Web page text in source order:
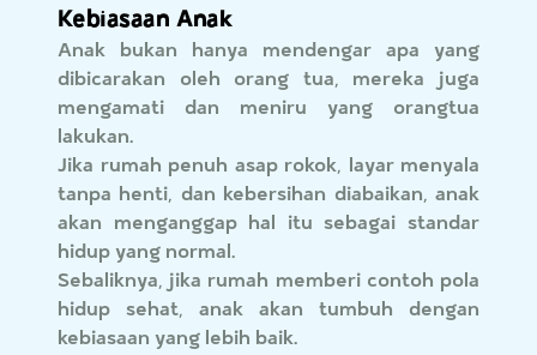
Kebiasaan Anak
Anak bukan hanya mendengar apa yang
dibicarakan oleh orang tua, mereka juga
mengamati dan meniru yang orangtua
lakukan.
Jika rumah penuh asap rokok, layar menyala
tanpa henti, dan kebersihan diabaikan, anak
akan menganggap hal itu sebagai standar
hidup yang normal.
Sebaliknya, jika rumah memberi contoh pola
hidup sehat, anak akan tumbuh dengan
kebiasaan yang lebih baik.